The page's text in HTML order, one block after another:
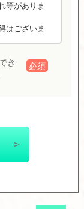
等がありま
はございま
き
必須